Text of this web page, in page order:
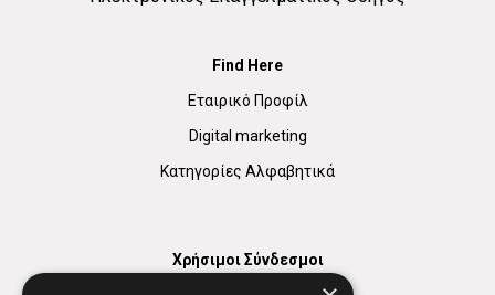
Find Here
Εταιρικό Προφίλ
Digital marketing
Κατηγορίες Αλφαβητικά
Χρήσιμοι Σύνδεσμοι